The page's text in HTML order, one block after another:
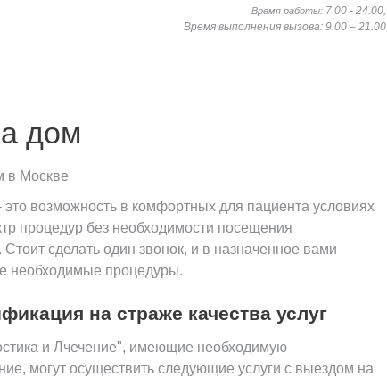
Время работы: 7.00 - 24.00,
Время выполнения вызова: 9.00 – 21.00
дом
возможность в комфортных для пациента условиях
процедур без необходимости посещения
сделать один звонок, и в назначенное вами
необходимые процедуры.
на страже качества услуг
и Лчечение", имеющие необходимую
могут осуществить следующие услуги с выездом на